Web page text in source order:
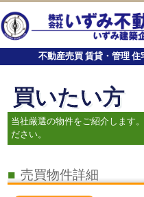
不動産売買 賃貸・管理
買いたい方
当社厳選の物件をご紹介します
ださい。
■ 売買物件詳細